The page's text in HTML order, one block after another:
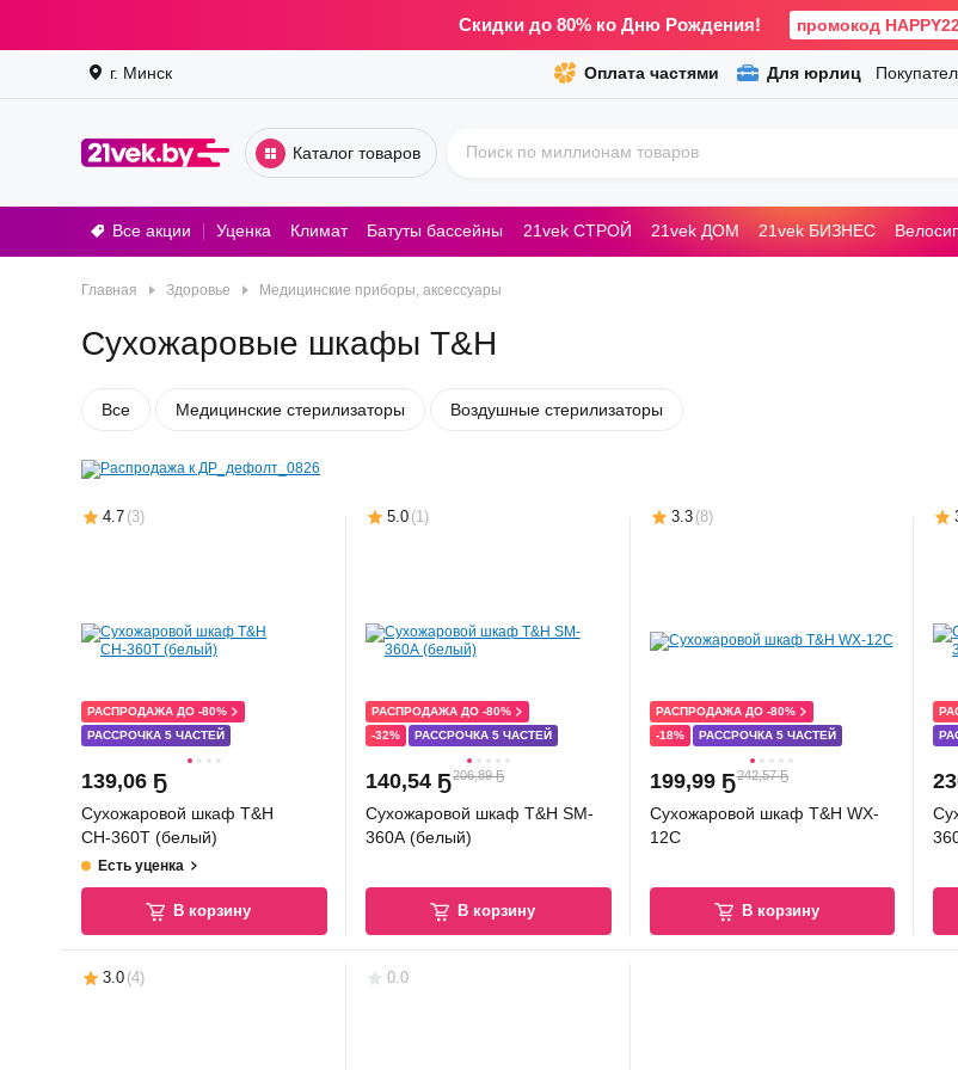
Скидки до 80% ко Дню Рождения! промокод
г. Минск Оплата частями Для юрлиц
Каталог товаров
Все акции Уценка Климат Батуты бассейны 21vek СТРОЙ 21vek ДОМ 21vek БИЗНЕС
Медицинские приборы, аксессуары
Здоровье
Главная
Сухожаровые шкафы T&H
Все Медицинские стерилизаторы Воздушные стерилизаторы
4.7 (3)
РАССРОЧКА 5 ЧАСТЕЙ
РАСПРОДАЖА ДО -80%
139,06 Ҕ
Сухожаровой шкаф T&H
СН-360Т (белый)
Есть уценка
В корзину
5.0 (1)
-32% РАССРОЧКА 5 ЧАСТЕЙ
РАСПРОДАЖА ДО -80%
140,54 Ҕ206,89 Ҕ
Сухожаровой шкаф T&H SM-
360А (белый)
В корзину
3.3 (8)
-18% РАССРОЧКА 5 ЧАСТЕЙ
РАСПРОДАЖА ДО -80%
199,99 Ҕ242,57 Ҕ
Сухожаровой шкаф T&H WX-
12C
В корзину
3.0 (4) 0.0